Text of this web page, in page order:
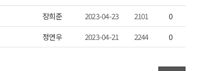
장희준
2023-04-23 2101
0
정연우
2023-04-21 2244 0